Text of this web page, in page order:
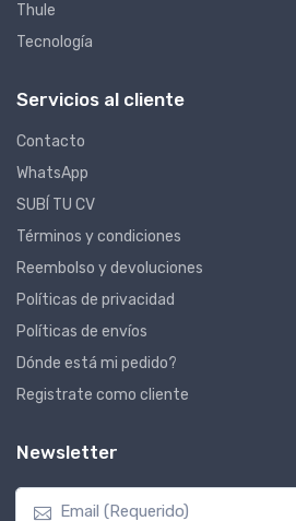
Thule
Tecnología
Servicios al cliente
Contacto
WhatsApp
SUBÍ TU CV
Términos y condiciones
Reembolso y devoluciones
Políticas de privacidad
Políticas de envíos
Dónde está mi pedido?
Registrate como cliente
Newsletter